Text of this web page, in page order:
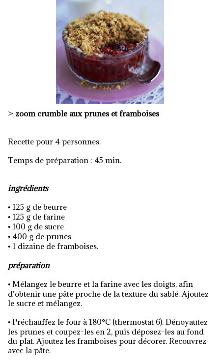
zoom crumble aux prunes et framboises
Recette pour 4 personnes.
Temps de préparation : 45 min.
ingrédients
• 125 g de beurre
• 125 g de farine
• 100 g de sucre
• 400 g de prunes
• 1 dizaine de framboises.
préparation
• Mélangez le beurre et la farine avec les doigts, afin
d’obtenir une pâte proche de la texture du sablé. Ajoutez
le sucre et mélangez.
• Préchauffez le four à 180°C (thermostat 6). Dénoyautez
les prunes et coupez-les en 2, puis déposez-les au fond
du plat. Ajoutez les framboises pour décorer. Recouvrez
avec la pâte.